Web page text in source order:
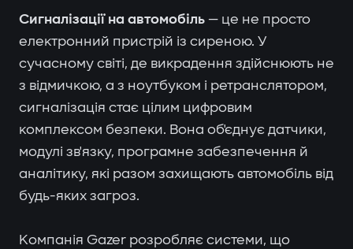
Сигналізації на автомобіль — це не просто
електронний пристрій із сиреною. У
сучасному світі, де викрадення здійснюють не
з відмичкою, а з ноутбуком і ретранслятором,
сигналізація стає цілим цифровим
комплексом безпеки. Вона об'єднує датчики,
модулі зв'язку, програмне забезпечення й
аналітику, які разом захищають автомобіль від
будь-яких загроз.
Компанія Gazer розробляє системи, що